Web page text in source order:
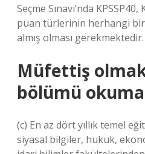
Seçme Sınavı’nda KPSSP40,
puan türlerinin herhangi
almış olması gerekmektedir.
Müfettiş
bölümü
(c) En az dört yıllık temel
siyasal bilgiler, hukuk,